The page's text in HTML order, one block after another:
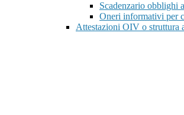
Scadenzario obblighi
Oneri informativi per
Attestazioni OIV o struttura